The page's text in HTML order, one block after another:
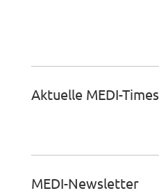
Aktuelle MEDI-Times
MEDI-Newsletter